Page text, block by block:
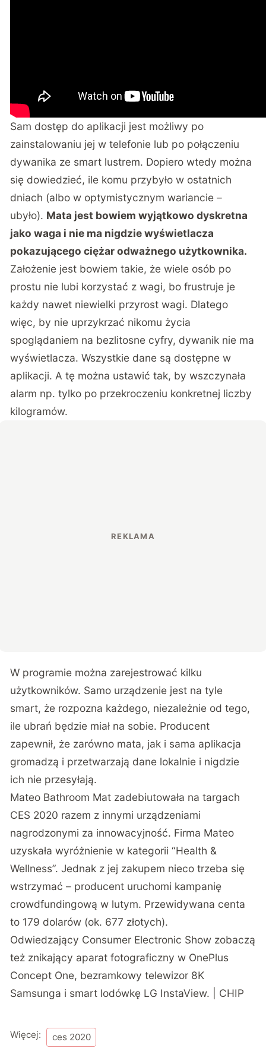
Sam dostęp do aplikacji jest możliwy po
zainstalowaniu jej w telefonie lub po połączeniu
dywanika ze smart lustrem. Dopiero wtedy można
się dowiedzieć, ile komu przybyło w ostatnich
dniach (albo w optymistycznym wariancie –
ubyło). Mata jest bowiem wyjątkowo dyskretna
jako waga i nie ma nigdzie wyświetlacza
pokazującego ciężar odważnego użytkownika.
Założenie jest bowiem takie, że wiele osób po
prostu nie lubi korzystać z wagi, bo frustruje je
każdy nawet niewielki przyrost wagi. Dlatego
więc, by nie uprzykrzać nikomu życia
spoglądaniem na bezlitosne cyfry, dywanik nie ma
wyświetlacza. Wszystkie dane są dostępne w
aplikacji. A tę można ustawić tak, by wszczynała
alarm np. tylko po przekroczeniu konkretnej liczby
kilogramów.
W programie można zarejestrować kilku
użytkowników. Samo urządzenie jest na tyle
smart, że rozpozna każdego, niezależnie od tego,
ile ubrań będzie miał na sobie. Producent
zapewnił, że zarówno mata, jak i sama aplikacja
gromadzą i przetwarzają dane lokalnie i nigdzie
ich nie przesyłają.
Mateo Bathroom Mat zadebiutowała na targach
CES 2020 razem z innymi urządzeniami
nagrodzonymi za innowacyjność. Firma Mateo
uzyskała wyróżnienie w kategorii “Health &
Wellness”. Jednak z jej zakupem nieco trzeba się
wstrzymać – producent uruchomi kampanię
crowdfundingową w lutym. Przewidywana centa
to 179 dolarów (ok. 677 złotych).
Odwiedzający Consumer Electronic Show zobaczą
też znikający aparat fotograficzny w OnePlus
Concept One, bezramkowy telewizor 8K
Samsunga i smart lodówkę LG InstaView. | CHIP
Więcej: ces 2020